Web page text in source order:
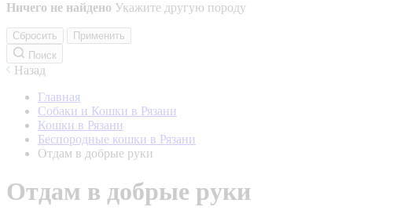
Ничего не найдено Укажите другую породу
Сбросить
Применить
Поиск
Назад
Главная
Собаки и Кошки в Рязани
Кошки в Рязани
Беспородные кошки в Рязани
Отдам в добрые руки
Отдам в добрые руки